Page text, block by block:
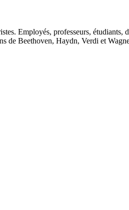
Employés, professeurs,
de Beethoven, Haydn, Verdi et